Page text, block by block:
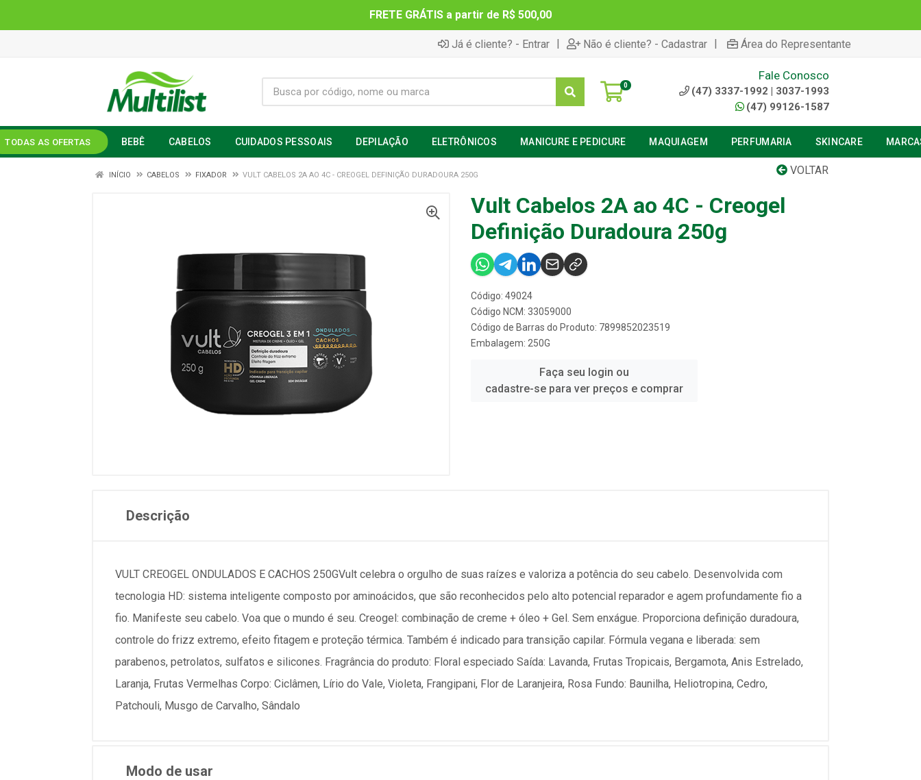
FRETE GRÁTIS a partir de R$ 500,00
Já é cliente? - Entrar | Não é cliente? - Cadastrar | Área do Representante
0
Fale Conosco
(47) 3337-1992 | 3037-1993
(47) 99126-1587
TODAS AS OFERTAS BEBÊ CABELOS CUIDADOS PESSOAIS DEPILAÇÃO ELETRÔNICOS MANICURE E PEDICURE MAQUIAGEM PERFUMARIA SKINCARE
VOLTAR
INÍCIO CABELOS FIXADOR VULT CABELOS 2A AO 4C - CREOGEL DEFINIÇÃO DURADOURA 250G
Vult Cabelos 2A ao 4C - Creogel
Definição Duradoura 250g
Código: 49024
Código NCM: 33059000
Código de Barras do Produto: 7899852023519
Embalagem: 250G
Faça seu login ou
cadastre-se para ver preços e comprar
Descrição
VULT CREOGEL ONDULADOS E CACHOS 250GVult celebra o orgulho de suas raízes e valoriza a potência do seu cabelo. Desenvolvida com
tecnologia HD: sistema inteligente composto por aminoácidos, que são reconhecidos pelo alto potencial reparador e agem profundamente fio a
fio. Manifeste seu cabelo. Voa que o mundo é seu. Creogel: combinação de creme + óleo + Gel. Sem enxágue. Proporciona definição duradoura,
controle do frizz extremo, efeito fitagem e proteção térmica. Também é indicado para transição capilar. Fórmula vegana e liberada: sem
parabenos, petrolatos, sulfatos e silicones. Fragrância do produto: Floral especiado Saída: Lavanda, Frutas Tropicais, Bergamota, Anis Estrelado,
Laranja, Frutas Vermelhas Corpo: Ciclâmen, Lírio do Vale, Violeta, Frangipani, Flor de Laranjeira, Rosa Fundo: Baunilha, Heliotropina, Cedro,
Patchouli, Musgo de Carvalho, Sândalo
Modo de usar